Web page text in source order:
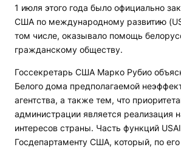
1 июля этого года было официально
США по международному развитию
том числе, оказывало помощь
гражданскому обществу.
Госсекретарь США Марко Рубио
Белого дома предполагаемой
агентства, а также тем, что
администрации является реализация
интересов страны. Часть функций
Госдепартаменту США, который, по